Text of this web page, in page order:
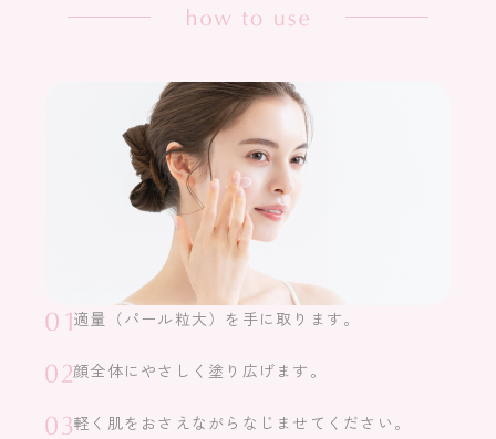
適量（パール粒大）を手に取ります。
顔全体にやさしく塗り広げます。
軽く肌をおさえながらなじませてください。